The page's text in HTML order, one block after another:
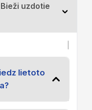
uzdotie
lietoto